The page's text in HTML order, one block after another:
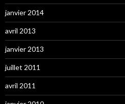
janvier 2014
avril 2013
janvier 2013
juillet 2011
avril 2011